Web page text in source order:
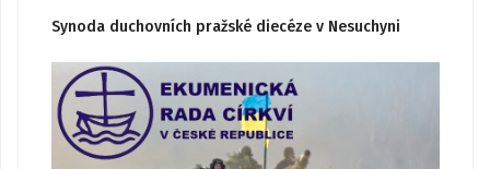
Synoda duchovních pražské diecéze v Nesuchyni